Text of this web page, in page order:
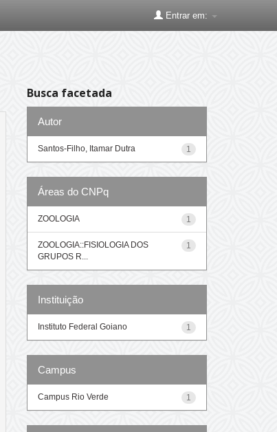
Entrar em:
Busca facetada
Autor
1
Santos-Filho, Itamar Dutra
Áreas do CNPq
1
ZOOLOGIA
1
ZOOLOGIA::FISIOLOGIA DOS
GRUPOS R...
Instituição
1
Instituto Federal Goiano
Campus
1
Campus Rio Verde